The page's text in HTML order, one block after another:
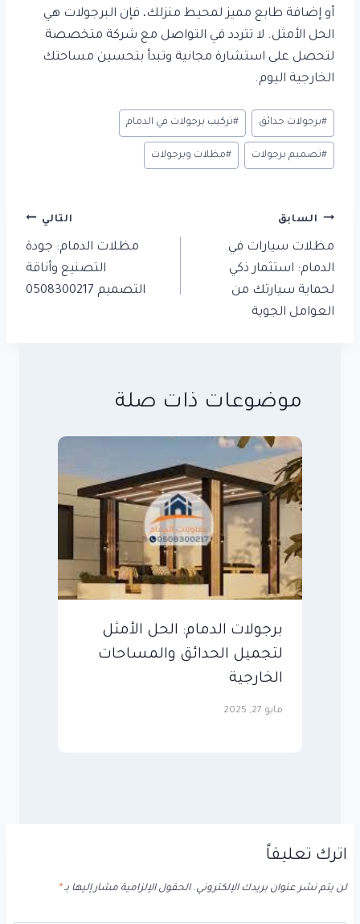
أو إضافة طابع مميز لمحيط منزلك، فإن البرجولات هي
الحل الأمثل. لا تتردد في التواصل مع شركة متخصصة
لتحصل على استشارة مجانية وتبدأ بتحسين مساحتك
الخارجية اليوم.
وسوم
المقال:
#برجولات حدائق #تركيب برجولات في الدمام
#تصميم برجولات #مظلات وبرجولات
تصفّح
المقالات
السابق
مظلات سيارات في
الدمام: استثمار ذكي
لحماية سيارتك من
العوامل الجوية
التالي
مظلات الدمام: جودة
التصنيع وأناقة
التصميم 0508300217
موضوعات ذات صلة
برجولات الدمام: الحل الأمثل
لتجميل الحدائق والمساحات
الخارجية
مايو 27, 2025
اترك تعليقاً
لن يتم نشر عنوان بريدك الإلكتروني. الحقول الإلزامية مشار إليها بـ*